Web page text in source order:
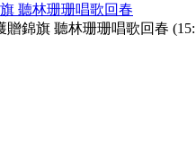
聽林珊珊唱歌回春
錦旗 聽林珊珊唱歌回春